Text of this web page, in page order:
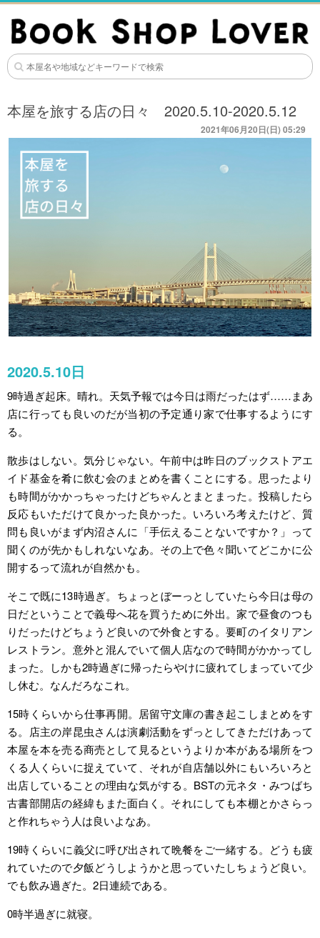
本屋を旅する店の日々 2020.5.10-2020.5.12
2021年06月20日(日) 05:29
2020.5.10日
9時過ぎ起床。晴れ。天気予報では今日は雨だったはず……まあ
店に行っても良いのだが当初の予定通り家で仕事するようにす
る。
散歩はしない。気分じゃない。午前中は昨日のブックストアエ
イド基金を肴に飲む会のまとめを書くことにする。思ったより
も時間がかかっちゃったけどちゃんとまとまった。投稿したら
反応もいただけて良かった良かった。いろいろ考えたけど、質
問も良いがまず内沼さんに「手伝えることないですか？」って
聞くのが先かもしれないなあ。その上で色々聞いてどこかに公
開するって流れが自然かも。
そこで既に13時過ぎ。ちょっとぼーっとしていたら今日は母の
日だということで義母へ花を買うために外出。家で昼食のつも
りだったけどちょうど良いので外食とする。要町のイタリアン
レストラン。意外と混んでいて個人店なので時間がかかってし
まった。しかも2時過ぎに帰ったらやけに疲れてしまっていて少
し休む。なんだろなこれ。
15時くらいから仕事再開。居留守文庫の書き起こしまとめをす
る。店主の岸昆虫さんは演劇活動をずっとしてきただけあって
本屋を本を売る商売として見るというよりか本がある場所をつ
くる人くらいに捉えていて、それが自店舗以外にもいろいろと
出店していることの理由な気がする。BSTの元ネタ・みつばち
古書部開店の経緯もまた面白く。それにしても本棚とかさらっ
と作れちゃう人は良いよなあ。
19時くらいに義父に呼び出されて晩餐をご一緒する。どうも疲
れていたので夕飯どうしようかと思っていたしちょうど良い。
でも飲み過ぎた。2日連続である。
0時半過ぎに就寝。